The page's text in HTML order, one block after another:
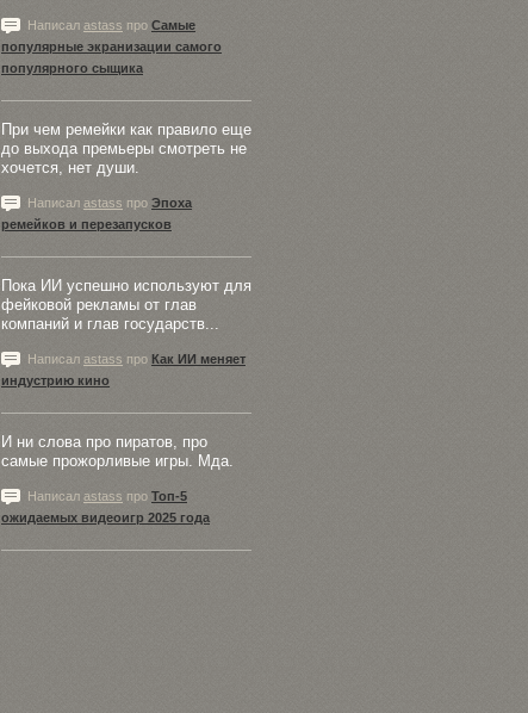
Написал astass про Самые
популярные экранизации самого
популярного сыщика
При чем ремейки как правило еще
до выхода премьеры смотреть не
хочется, нет души.
Написал astass про Эпоха
ремейков и перезапусков
Пока ИИ успешно используют для
фейковой рекламы от глав
компаний и глав государств...
Написал astass про Как ИИ меняет
индустрию кино
И ни слова про пиратов, про
самые прожорливые игры. Мда.
Написал astass про Топ-5
ожидаемых видеоигр 2025 года